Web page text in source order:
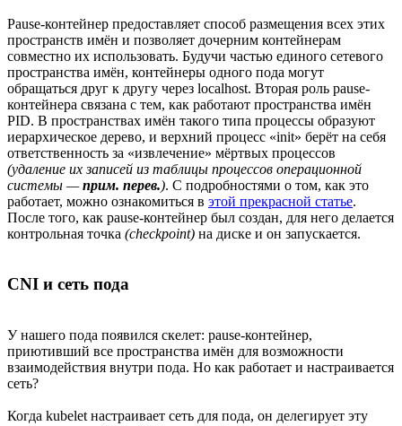
Pause-контейнер предоставляет способ размещения всех этих
пространств имён и позволяет дочерним контейнерам
совместно их использовать. Будучи частью единого сетевого
пространства имён, контейнеры одного пода могут
обращаться друг к другу через localhost. Вторая роль pause-
контейнера связана с тем, как работают пространства имён
PID. В пространствах имён такого типа процессы образуют
иерархическое дерево, и верхний процесс «init» берёт на себя
ответственность за «извлечение» мёртвых процессов
(удаление их записей из таблицы процессов операционной
системы —прим. перев.). С подробностями о том, как это
работает, можно ознакомиться в этой прекрасной статье.
После того, как pause-контейнер был создан, для него делается
контрольная точка (checkpoint) на диске и он запускается.
CNI и сеть пода
У нашего пода появился скелет: pause-контейнер,
приютивший все пространства имён для возможности
взаимодействия внутри пода. Но как работает и настраивается
сеть?
Когда kubelet настраивает сеть для пода, он делегирует эту